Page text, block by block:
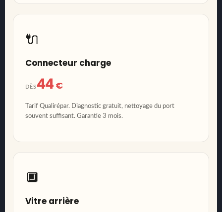
🔌
Connecteur charge
DÈS44 €
Tarif Qualirépar. Diagnostic gratuit, nettoyage du port
souvent suffisant. Garantie 3 mois.
🔲
Vitre arrière